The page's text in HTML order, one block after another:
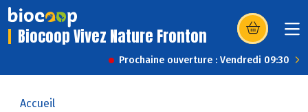
Biocoop Vivez Nature Fronton (s’ouvre dans
Prochaine ouverture : Vendredi 09:30
Accueil